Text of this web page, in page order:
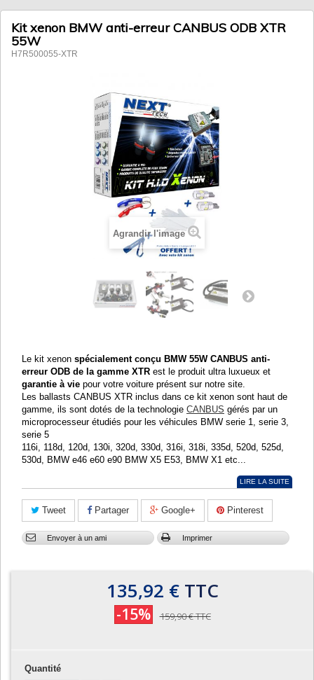
Kit xenon BMW anti-erreur CANBUS ODB XTR
55W
H7R500055-XTR
Agrandir l'image
Le kit xenon spécialement conçu BMW 55W CANBUS anti-
erreur ODB de la gamme XTR est le produit ultra luxueux et
garantie à vie pour votre voiture présent sur notre site.
Les ballasts CANBUS XTR inclus dans ce kit xenon sont haut de
gamme, ils sont dotés de la technologie CANBUS gérés par un
microprocesseur étudiés pour les véhicules BMW serie 1, serie 3,
serie 5
116i, 118d, 120d, 130i, 320d, 330d, 316i, 318i, 335d, 520d, 525d,
530d, BMW e46 e60 e90 BMW X5 E53, BMW X1 etc...
LIRE LA SUITE
Tweet Partager Google+ Pinterest
Envoyer à un ami Imprimer
135,92 €TTC
-15% 159,90 €TTC
Quantité